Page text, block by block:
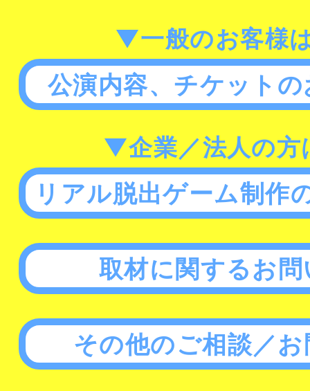
▼一般のお客様
公演内容、チケット
▼企業／法人の方
リアル脱出ゲーム制作
取材に関するお
その他のご相談／